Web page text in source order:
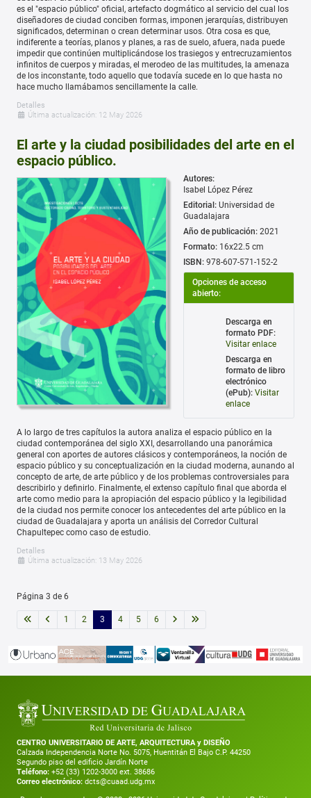
es el "espacio público" oficial, artefacto dogmático al servicio del cual los
diseñadores de ciudad conciben formas, imponen jerarquías, distribuyen
significados, determinan o crean determinar usos. Otra cosa es que,
indiferente a teorías, planos y planes, a ras de suelo, afuera, nada puede
impedir que continúen multiplicándose los trasiegos y entrecruzamientos
infinitos de cuerpos y miradas, el merodeo de las multitudes, la amenaza
de los inconstante, todo aquello que todavía sucede en lo que hasta no
hace mucho llamábamos sencillamente la calle.
Detalles
Última actualización: 12 May 2026
El arte y la ciudad posibilidades del arte en el
espacio público.
Autores:
Isabel López Pérez
Editorial: Universidad de
Guadalajara
Año de publicación: 2021
Formato: 16x22.5 cm
ISBN: 978-607-571-152-2
Opciones de acceso
abierto:
Descarga en
formato PDF:
Visitar enlace
Descarga en
formato de libro
electrónico
(ePub): Visitar
enlace
A lo largo de tres capítulos la autora analiza el espacio público en la
ciudad contemporánea del siglo XXI, desarrollando una panorámica
general con aportes de autores clásicos y contemporáneos, la noción de
espacio público y su conceptualización en la ciudad moderna, aunando al
concepto de arte, de arte público y de los problemas controversiales para
describirlo y definirlo. Finalmente, el extenso capítulo final que aborda el
arte como medio para la apropiación del espacio público y la legibilidad
de la ciudad nos permite conocer los antecedentes del arte público en la
ciudad de Guadalajara y aporta un análisis del Corredor Cultural
Chapultepec como caso de estudio.
Detalles
Última actualización: 13 May 2026
Página 3 de 6
1 2 3 4 5 6
CENTRO UNIVERSITARIO DE ARTE, ARQUITECTURA y DISEÑO
Calzada Independencia Norte No. 5075, Huentitán El Bajo C.P. 44250
Segundo piso del edificio Jardín Norte
Teléfono: +52 (33) 1202-3000 ext. 38686
Correo electrónico: dcts@cuaad.udg.mx